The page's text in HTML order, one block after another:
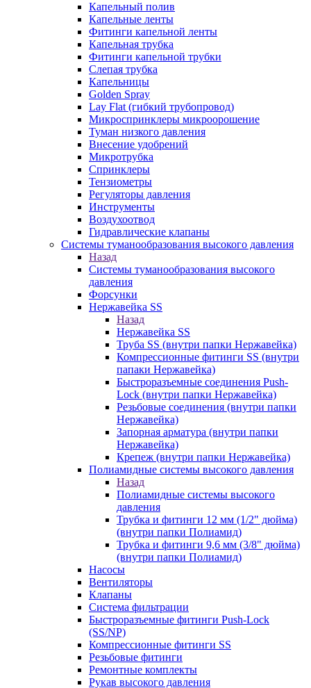
Капельный полив
Капельные ленты
Фитинги капельной ленты
Капельная трубка
Фитинги капельной трубки
Слепая трубка
Капельницы
Golden Spray
Lay Flat (гибкий трубопровод)
Микроспринклеры микроорошение
Туман низкого давления
Внесение удобрений
Микротрубка
Спринклеры
Тензиометры
Регуляторы давления
Инструменты
Воздухоотвод
Гидравлические клапаны
Системы туманообразования высокого давления
Назад
Системы туманообразования высокого
давления
Форсунки
Нержавейка SS
Назад
Нержавейка SS
Труба SS (внутри папки Нержавейка)
Компрессионные фитинги SS (внутри
папаки Нержавейка)
Быстроразъемные соединения Push-
Lock (внутри папки Нержавейка)
Резьбовые соединения (внутри папки
Нержавейка)
Запорная арматура (внутри папки
Нержавейка)
Крепеж (внутри папки Нержавейка)
Полиамидные системы высокого давления
Назад
Полиамидные системы высокого
давления
Трубка и фитинги 12 мм (1/2" дюйма)
(внутри папки Полиамид)
Трубка и фитинги 9,6 мм (3/8" дюйма)
(внутри папки Полиамид)
Насосы
Вентиляторы
Клапаны
Система фильтрации
Быстроразъемные фитинги Push-Lock
(SS/NP)
Компрессионные фитинги SS
Резьбовые фитинги
Ремонтные комплекты
Рукав высокого давления